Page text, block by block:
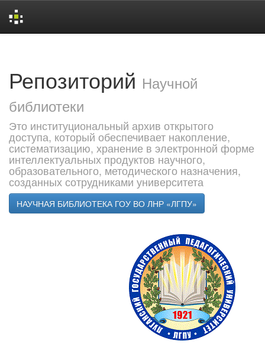
Репозиторий Научной
библиотеки
Это институциональный архив открытого
доступа, который обеспечивает накопление,
систематизацию, хранение в электронной форме
интеллектуальных продуктов научного,
образовательного, методического назначения,
созданных сотрудниками университета
НАУЧНАЯ БИБЛИОТЕКА ГОУ ВО ЛНР «ЛГПУ»